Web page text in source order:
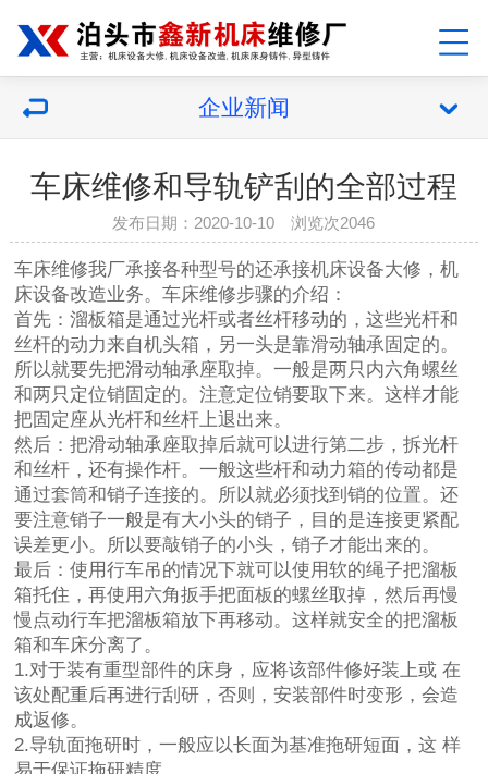
企业新闻
车床维修和导轨铲刮的全部过程
发布日期：2020-10-10 浏览次2046
车床维修我厂承接各种型号的还承接机床设备大修，机
床设备改造业务。车床维修步骤的介绍：
首先：溜板箱是通过光杆或者丝杆移动的，这些光杆和
丝杆的动力来自机头箱，另一头是靠滑动轴承固定的。
所以就要先把滑动轴承座取掉。一般是两只内六角螺丝
和两只定位销固定的。注意定位销要取下来。这样才能
把固定座从光杆和丝杆上退出来。
然后：把滑动轴承座取掉后就可以进行第二步，拆光杆
和丝杆，还有操作杆。一般这些杆和动力箱的传动都是
通过套筒和销子连接的。所以就必须找到销的位置。还
要注意销子一般是有大小头的销子，目的是连接更紧配
误差更小。所以要敲销子的小头，销子才能出来的。
最后：使用行车吊的情况下就可以使用软的绳子把溜板
箱托住，再使用六角扳手把面板的螺丝取掉，然后再慢
慢点动行车把溜板箱放下再移动。这样就安全的把溜板
箱和车床分离了。
1.对于装有重型部件的床身，应将该部件修好装上或 在
该处配重后再进行刮研，否则，安装部件时变形，会造
成返修。
2.导轨面拖研时，一般应以长面为基准拖研短面，这 样